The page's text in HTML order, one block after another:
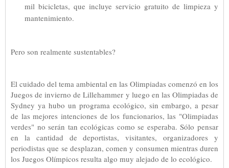
mil bicicletas, que incluye servicio gratuito de limpieza y
mantenimiento.
Pero son realmente sustentables?
El cuidado del tema ambiental en las Olimpiadas comenzó en los
Juegos de invierno de Lillehammer y luego en las Olimpiadas de
Sydney ya hubo un programa ecológico, sin embargo, a pesar
de las mejores intenciones de los funcionarios, las "Olimpiadas
verdes" no serán tan ecológicas como se esperaba. Sólo pensar
en la cantidad de deportistas, visitantes, organizadores y
periodistas que se desplazan, comen y consumen mientras duren
los Juegos Olímpicos resulta algo muy alejado de lo ecológico.